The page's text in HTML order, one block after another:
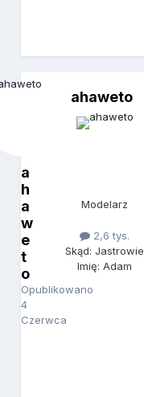
a
h
a
w
e
t
o
Opublikowano
4
Czerwca
ahaweto
Modelarz
2,6 tys.
Skąd: Jastrowie
Imię: Adam